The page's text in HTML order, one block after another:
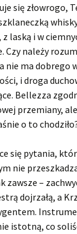
się złowrogo,
laską i w
Czy należy
ma dobrego
i droga
Bellezza
przemiany,
o to
się pytania,
nie
–
dojrzałą, a
istotną, co